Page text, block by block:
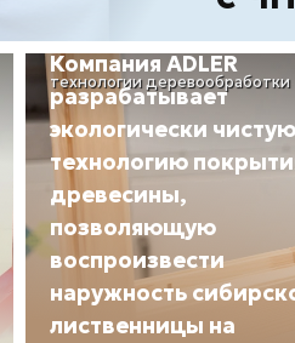
технологии деревообработки
Компания ADLER
разрабатывает
экологически чистую
технологию
древесины,
позволяющую
воспроизвести
наружность
лиственницы на